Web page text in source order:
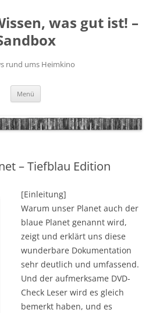
was gut ist! –
rund ums Heimkino
Menü
– Tiefblau Edition
[Einleitung]
Warum unser Planet auch der
blaue Planet genannt wird,
zeigt und erklärt uns diese
wunderbare Dokumentation
sehr deutlich und umfassend.
Und der aufmerksame DVD-
Check Leser wird es gleich
bemerkt haben, und es